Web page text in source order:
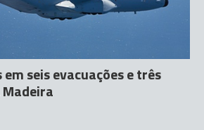
seis evacuações e três